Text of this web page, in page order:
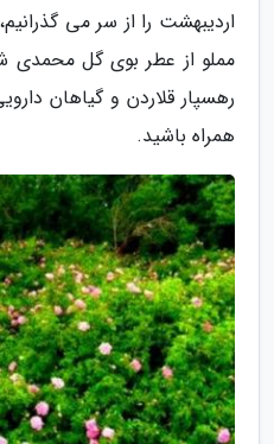
اردیبهشت را از سر می
مملو از عطر بوی گل محمدی
رهسپار قلاردن و گیاهان
همراه باشید.